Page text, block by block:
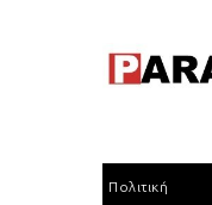
Πολιτική